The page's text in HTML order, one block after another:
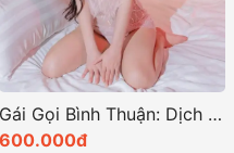
Gái Gọi Bình Thuận: Dịch Vụ Giải Trí Đẳng Cấp TP Biển
600.000đ